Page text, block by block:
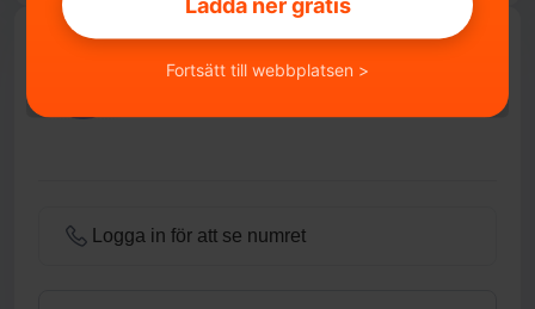
steeven Olivestedt
Logga in för att se numret
Fortsätt till webbplatsen >